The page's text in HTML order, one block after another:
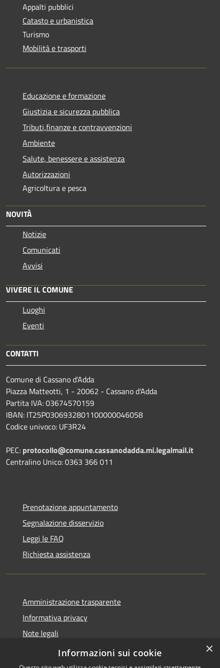
Appalti pubblici
Catasto e urbanistica
Turismo
Mobilità e trasporti
Educazione e formazione
Giustizia e sicurezza pubblica
Tributi,finanze e contravvenzioni
Ambiente
Salute, benessere e assistenza
Autorizzazioni
Agricoltura e pesca
NOVITÀ
Notizie
Comunicati
Avvisi
VIVERE IL COMUNE
Luoghi
Eventi
CONTATTI
Comune di Cassano d'Adda
Piazza Matteotti, 1 - 20062 - Cassano d'Adda
Partita IVA: 03674570159
IBAN: IT25P0306932801100000046058
Codice univoco: UF3R24
PEC: protocollo@comune.cassanodadda.mi.legalmail.it
Centralino Unico: 0363 366 011
Prenotazione appuntamento
Segnalazione disservizio
Leggi le FAQ
Richiesta assistenza
Amministrazione trasparente
Informativa privacy
Note legali
Dichiarazione di accessibilità
×
Informazioni sui cookie